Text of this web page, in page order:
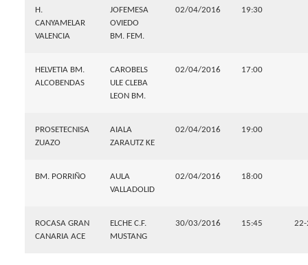
H.
CANYAMELAR
VALENCIA
JOFEMESA
OVIEDO
BM. FEM.
02/04/2016 19:30
HELVETIA BM.
ALCOBENDAS
CAROBELS
ULE CLEBA
LEON BM.
02/04/2016 17:00
PROSETECNISA
ZUAZO
AIALA
ZARAUTZ KE
02/04/2016 19:00
BM. PORRIÑO
AULA
VALLADOLID
02/04/2016 18:00
ROCASA GRAN
CANARIA ACE
ELCHE C.F.
MUSTANG
30/03/2016 15:45 22-